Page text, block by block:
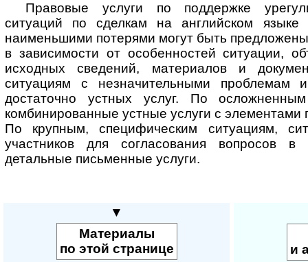
Правовые услуги по поддержке
ситуаций по сделкам на английском
наименьшими потерями могут быть
в зависимости от особенностей ситуации,
исходных сведений, материалов и
ситуациям с незначительными проблемам
достаточно устных услуг. По
комбинированные устные услуги с элементами
По крупным, специфическим ситуациям,
участников для согласования вопросов в
детальные письменные услуги.
▼
Материалы
по этой странице
и